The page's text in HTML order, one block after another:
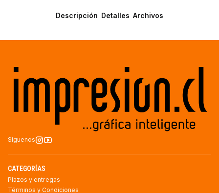
Descripción Detalles Archivos
Síguenos
CATEGORÍAS
Plazos y entregas
Términos y Condiciones